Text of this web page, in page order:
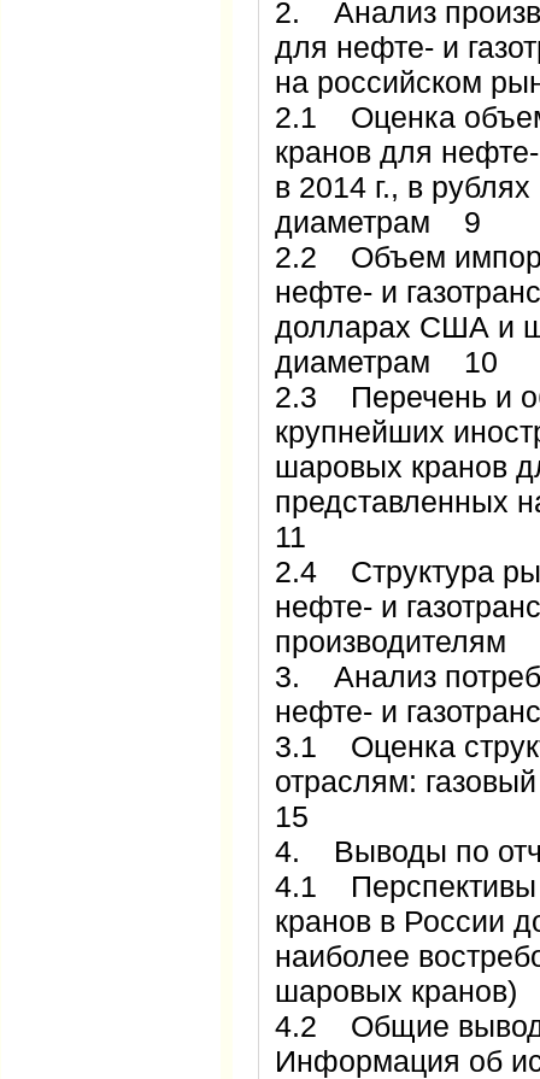
2. Анализ
для нефте- и
на российском
2.1 Оценка
кранов для
в 2014 г., в
диаметрам 9
2.2 Объем
нефте- и
долларах США и
диаметрам 10
2.3 Перечень и
крупнейших
шаровых кранов
представленных
11
2.4 Структура
нефте- и
производителям
3. Анализ
нефте- и
3.1 Оценка
отраслям:
15
4. Выводы по
4.1 Перспективы
кранов в России
наиболее
шаровых
4.2 Общие
Информация об